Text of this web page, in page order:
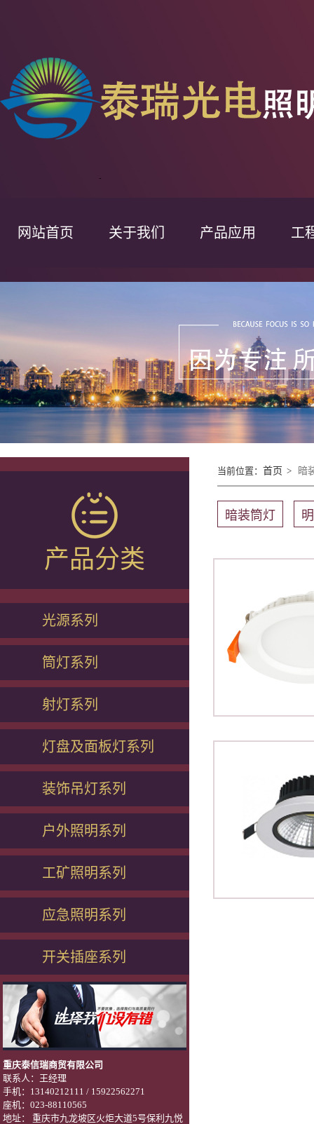
网站首页 关于我们 产品应用 工
产品分类
光源系列
筒灯系列
射灯系列
灯盘及面板灯系列
装饰吊灯系列
户外照明系列
工矿照明系列
应急照明系列
开关插座系列
重庆泰信瑞商贸有限公司
联系人：王经理
手机：13140212111 / 15922562271
座机：023-88110565
地址： 重庆市九龙坡区火炬大道5号保利九悦
当前位置： 首页 > 暗
暗装筒灯